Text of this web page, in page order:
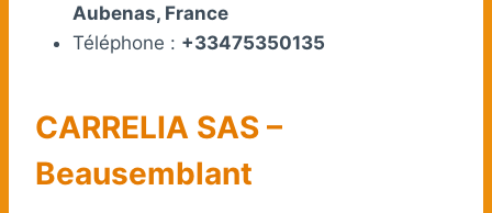
Aubenas, France
Téléphone : +33475350135
CARRELIA SAS –
Beausemblant